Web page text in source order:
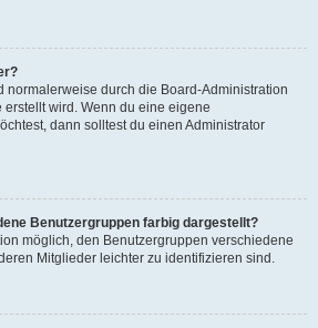
normalerweise durch die Board-Administration
wird. Wenn du eine eigene
dann solltest du einen Administrator
Benutzergruppen farbig dargestellt?
möglich, den Benutzergruppen verschiedene
Mitglieder leichter zu identifizieren sind.